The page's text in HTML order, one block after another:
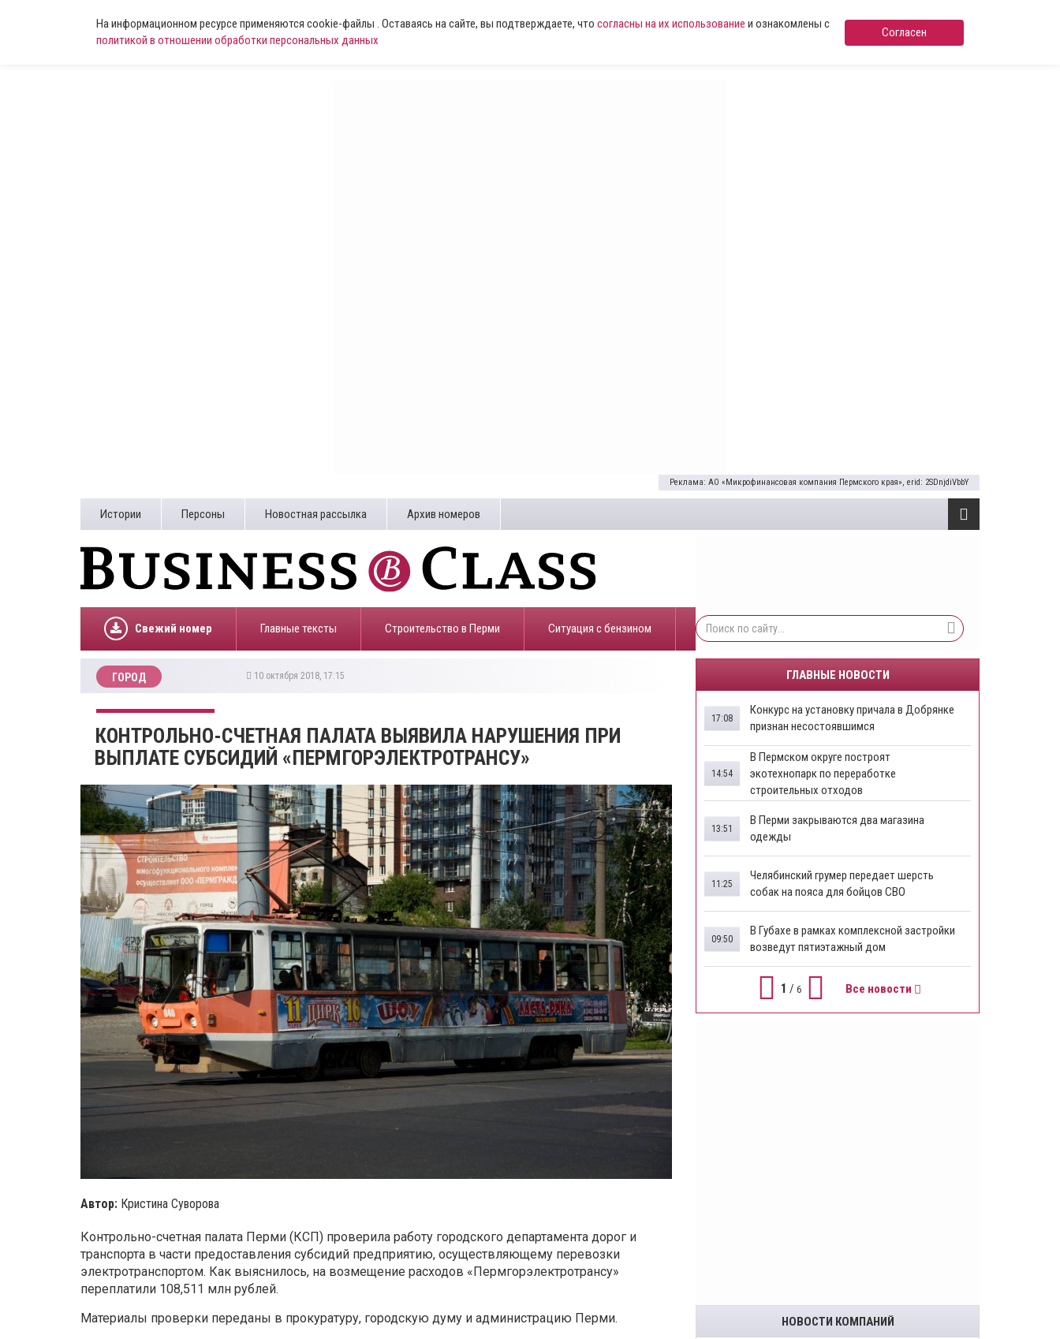
На информационном ресурсе применяются cookie-файлы . Оставаясь на сайте, вы подтверждаете, что согласны на их использование и ознакомлены с
политикой в отношении обработки персональных данных
Согласен
Реклама: АО «Микрофинансовая компания Пермского края», erid: 2SDnjdiVbbY
Истории Персоны Новостная рассылка Архив номеров
Свежий номер Главные тексты Строительство в Перми ​Ситуация с бензином
ГОРОД 10 октября 2018, 17:15
КОНТРОЛЬНО-СЧЕТНАЯ ПАЛАТА ВЫЯВИЛА НАРУШЕНИЯ ПРИ
ВЫПЛАТЕ СУБСИДИЙ «ПЕРМГОРЭЛЕКТРОТРАНСУ»
Автор: Кристина Суворова
Контрольно-счетная палата Перми (КСП) проверила работу городского департамента дорог и
транспорта в части предоставления субсидий предприятию, осуществляющему перевозки
электротранспортом. Как выяснилось, на возмещение расходов «Пермгорэлектротрансу»
переплатили 108,511 млн рублей.
Материалы проверки переданы в прокуратуру, городскую думу и администрацию Перми.
ГЛАВНЫЕ НОВОСТИ
Конкурс на установку причала в Добрянке
признан несостоявшимся
17:08
В Пермском округе построят
экотехнопарк по переработке
строительных отходов
14:54
В Перми закрываются два магазина
одежды
13:51
Челябинский грумер передает шерсть
собак на пояса для бойцов СВО
11:25
В Губахе в рамках комплексной застройки
возведут пятиэтажный дом
09:50
1 / 6 Все новости
НОВОСТИ КОМПАНИЙ